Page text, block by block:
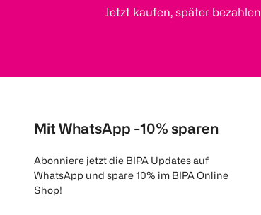
Jetzt kaufen, später bezahlen
Mit WhatsApp -10% sparen
Abonniere jetzt die BIPA Updates auf
WhatsApp und spare 10% im BIPA Online
Shop!